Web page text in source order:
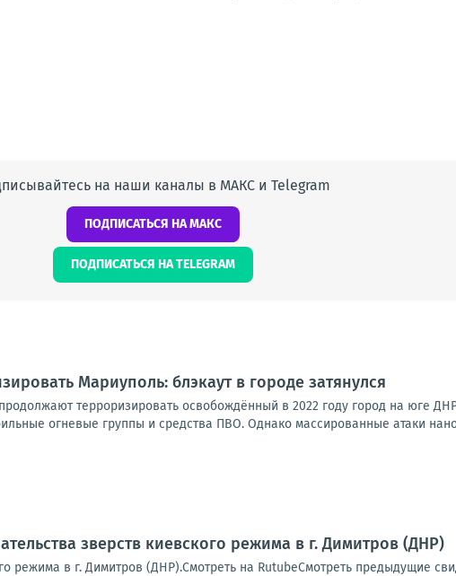
на наши каналы в МАКС и Telegram
ПОДПИСАТЬСЯ НА МАКС
ПОДПИСАТЬСЯ НА TELEGRAM
Мариуполь: блэкаут в городе затянулся
терроризировать освобождённый в 2022 году город на юге
огневые группы и средства ПВО. Однако массированные атаки
зверств киевского режима в г. Димитров (ДНР)
режима в г. Димитров (ДНР).Смотреть на RutubeСмотреть предыдущие